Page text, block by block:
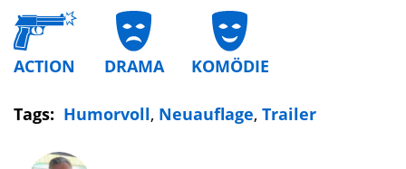
ACTION DRAMA KOMÖDIE
Tags: Humorvoll, Neuauflage, Trailer